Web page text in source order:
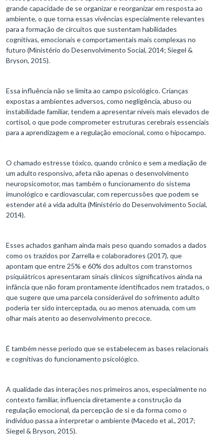
grande capacidade de se organizar e reorganizar em resposta ao
ambiente, o que torna essas vivências especialmente relevantes
para a formação de circuitos que sustentam habilidades
cognitivas, emocionais e comportamentais mais complexas no
futuro (Ministério do Desenvolvimento Social, 2014; Siegel &
Bryson, 2015).
Essa influência não se limita ao campo psicológico. Crianças
expostas a ambientes adversos, como negligência, abuso ou
instabilidade familiar, tendem a apresentar níveis mais elevados de
cortisol, o que pode comprometer estruturas cerebrais essenciais
para a aprendizagem e a regulação emocional, como o hipocampo.
O chamado estresse tóxico, quando crônico e sem a mediação de
um adulto responsivo, afeta não apenas o desenvolvimento
neuropsicomotor, mas também o funcionamento do sistema
imunológico e cardiovascular, com repercussões que podem se
estender até a vida adulta (Ministério do Desenvolvimento Social,
2014).
Esses achados ganham ainda mais peso quando somados a dados
como os trazidos por Zarrella e colaboradores (2017), que
apontam que entre 25% e 60% dos adultos com transtornos
psiquiátricos apresentaram sinais clínicos significativos ainda na
infância que não foram prontamente identificados nem tratados, o
que sugere que uma parcela considerável do sofrimento adulto
poderia ter sido interceptada, ou ao menos atenuada, com um
olhar mais atento ao desenvolvimento precoce.
É também nesse período que se estabelecem as bases relacionais
e cognitivas do funcionamento psicológico.
A qualidade das interações nos primeiros anos, especialmente no
contexto familiar, influencia diretamente a construção da
regulação emocional, da percepção de si e da forma como o
indivíduo passa a interpretar o ambiente (Macedo et al., 2017;
Siegel & Bryson, 2015).